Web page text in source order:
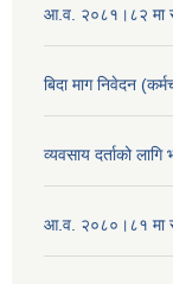
आ.व. २०८१।८२ मा
बिदा माग निवेदन
व्यवसाय दर्ताको लागि
आ.व. २०८०।८१ मा